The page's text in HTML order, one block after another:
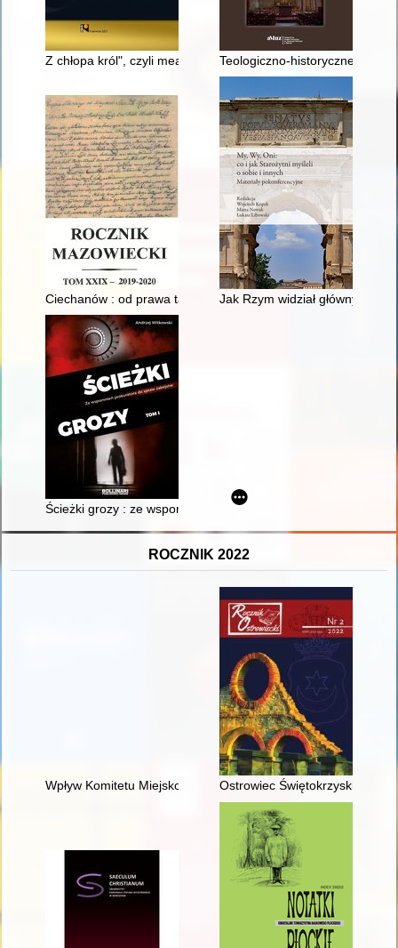
Z chłopa król", czyli meandry awansu kulturowego
Teologiczno-historyczne
Ciechanów : od prawa targu do miasta lokowanego : wokół
Jak Rzym widział głównych
Ścieżki grozy : ze wspomnień prokuratora do spraw zabójstw.
ROCZNIK 2022
Wpływ Komitetu Miejsko-Gminnego PZPR w Tucznie na
Ostrowiec Świętokrzyski w